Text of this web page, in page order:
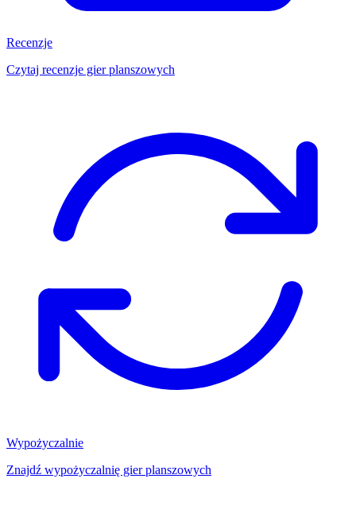
Recenzje
Czytaj recenzje gier planszowych
Wypożyczalnie
Znajdź wypożyczalnię gier planszowych